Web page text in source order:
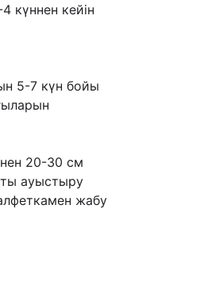
күннен кейін
5-7 күн бойы
20-30 см
ауыстыру
жабу